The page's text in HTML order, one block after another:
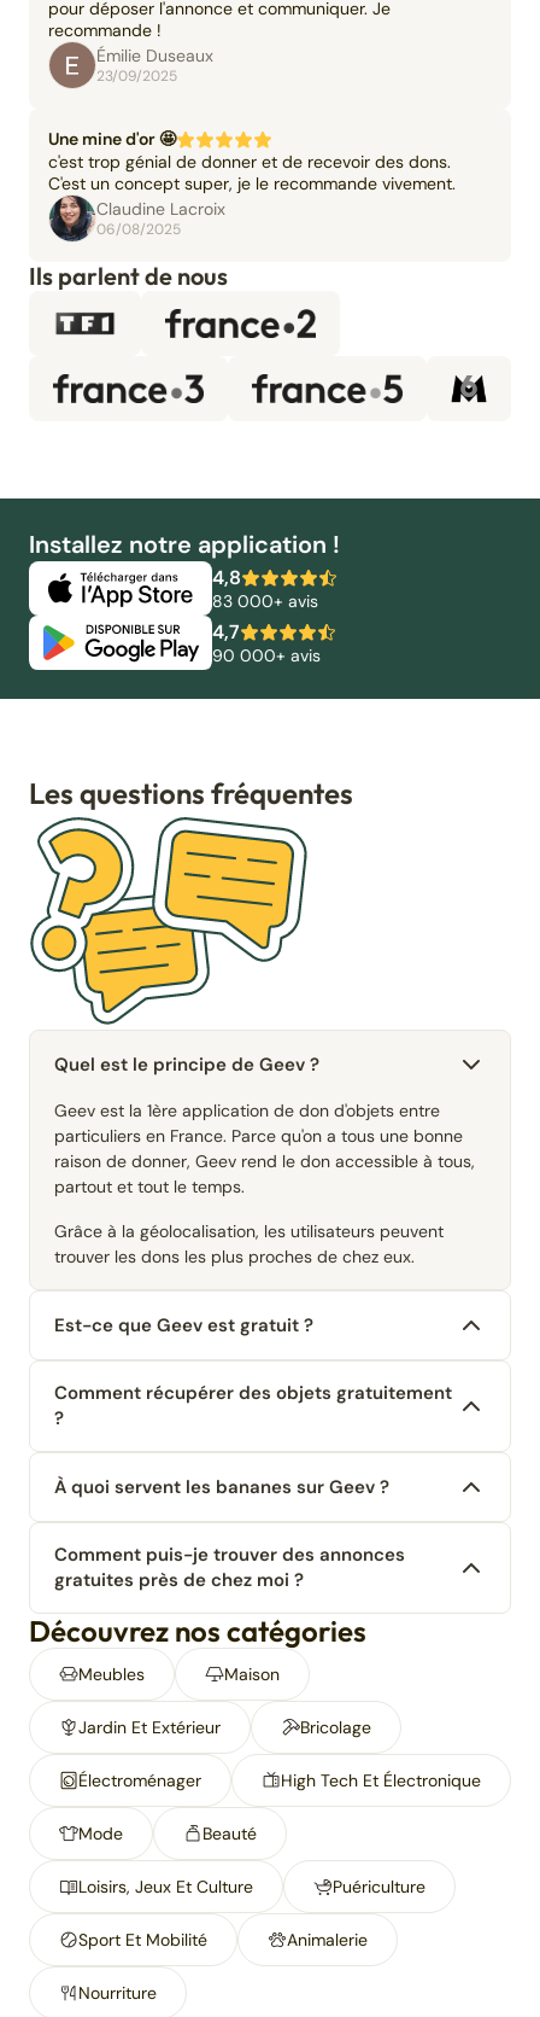
pour déposer l'annonce et communiquer. Je
recommande !
Émilie Duseaux
23/09/2025
Une mine d'or 🤩
c'est trop génial de donner et de recevoir des dons.
C'est un concept super, je le recommande vivement.
Claudine Lacroix
06/08/2025
Ils parlent de nous
Installez notre application !
4,8
83 000+ avis
4,7
90 000+ avis
Les questions fréquentes
Quel est le principe de Geev ?
Geev est la 1ère application de don d'objets entre
particuliers en France. Parce qu'on a tous une bonne
raison de donner, Geev rend le don accessible à tous,
partout et tout le temps.
Grâce à la géolocalisation, les utilisateurs peuvent
trouver les dons les plus proches de chez eux.
Est-ce que Geev est gratuit ?
Comment récupérer des objets gratuitement
?
À quoi servent les bananes sur Geev ?
Comment puis-je trouver des annonces
gratuites près de chez moi ?
Découvrez nos catégories
Meubles Maison
Jardin Et Extérieur Bricolage
Électroménager High Tech Et Électronique
Mode Beauté
Loisirs, Jeux Et Culture Puériculture
Sport Et Mobilité Animalerie
Nourriture